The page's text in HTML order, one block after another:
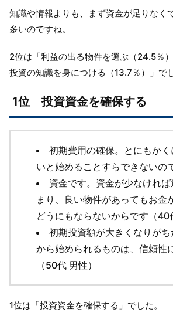
知識や情報よりも、まず資金が足りなく
多いのですね。
2位は「利益の出る物件を選ぶ（24.5％
投資の知識を身につける（13.7％）」でし
1位 投資資金を確保する
初期費用の確保。とにもか
いと始めることすらできないの
資金です。資金が少なけれ
まり、良い物件があってもお金
どうにもならないからです（40
初期投資額が大きくなりが
から始められるものは、信頼性
（50代 男性）
1位は「投資資金を確保する」でした。